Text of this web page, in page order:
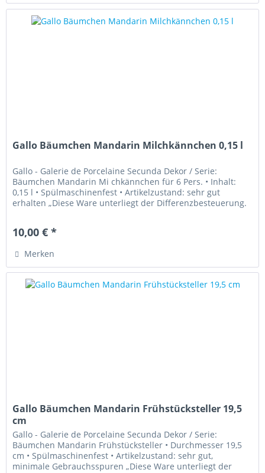
Gallo Bäumchen Mandarin Milchkännchen 0,15 l
Gallo - Galerie de Porcelaine Secunda Dekor / Serie:
Bäumchen Mandarin Mi chkännchen für 6 Pers. • Inhalt:
0,15 l • Spülmaschinenfest • Artikelzustand: sehr gut
erhalten „Diese Ware unterliegt der Differenzbesteuerung.
10,00 € *
Merken
Gallo Bäumchen Mandarin Frühstücksteller 19,5
cm
Gallo - Galerie de Porcelaine Secunda Dekor / Serie:
Bäumchen Mandarin Frühstücksteller • Durchmesser 19,5
cm • Spülmaschinenfest • Artikelzustand: sehr gut,
minimale Gebrauchsspuren „Diese Ware unterliegt der